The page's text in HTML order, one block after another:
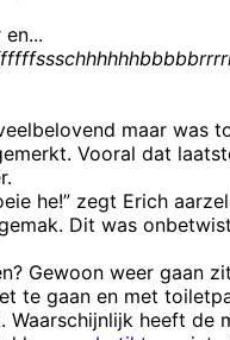
maar was
Vooral dat
he!” zegt Erich
Dit was
Gewoon weer gaan
te gaan en met
Waarschijnlijk heeft de